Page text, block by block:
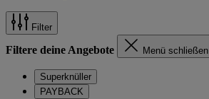
Filter
Filtere deine Angebote Menü schließen
Superknüller
PAYBACK